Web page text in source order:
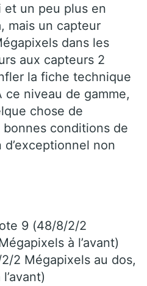
et un peu plus en
mais un capteur
dans les
aux capteurs 2
la fiche technique
ce niveau de gamme,
chose de
conditions de
non
9 (48/8/2/2
à l’avant)
2 Mégapixels au dos,